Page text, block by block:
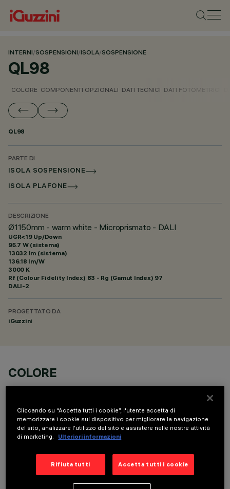
INTERNI/SOSPENSIONI/ISOLA/SOSPENSIONE
QL98
COLORE COMPONENTI OPZIONALI DATI TECNICI DATI FOTOMETRICI
QL98
PARTE DI
ISOLA SOSPENSIONE
ISOLA PLAFONE
DESCRIZIONE
Ø1150mm - warm white - Microprismato - DALI
UGR<19 Up/Down
95.7 W (sistema)
13032 lm (sistema)
136.18 lm/W
3000 K
Rf (Colour Fidelity Index) 83 - Rg (Gamut Index) 97
DALI-2
PROGETTATO DA
iGuzzini
COLORE
Cliccando su “Accetta tutti i cookie”, l'utente accetta di
memorizzare i cookie sul dispositivo per migliorare la navigazione
del sito, analizzare l'utilizzo del sito e assistere nelle nostre attività
di marketing.
Ulteriori informazioni
Rifiuta tutti Accetta tutti i cookie